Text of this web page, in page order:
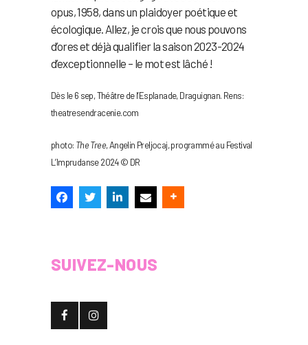
opus, 1958, dans un plaidoyer poétique et
écologique. Allez, je crois que nous pouvons
d’ores et déjà qualifier la saison 2023-2024
d’exceptionnelle – le mot est lâché !
Dès le 6 sep, Théâtre de l’Esplanade, Draguignan. Rens:
theatresendracenie.com
photo: The Tree, Angelin Preljocaj, programmé au Festival
L’Imprudanse 2024 © DR
SUIVEZ-NOUS